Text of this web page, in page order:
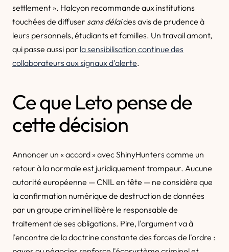
settlement ». Halcyon recommande aux institutions
touchées de diffuser sans délaides avis de prudence à
leurs personnels, étudiants et familles. Un travail amont,
qui passe aussi par la sensibilisation continue des
collaborateurs aux signaux d'alerte.
Ce que Leto pense de
cette décision
Annoncer un « accord » avec ShinyHunters comme un
retour à la normale est juridiquement trompeur. Aucune
autorité européenne — CNIL en tête — ne considère que
la confirmation numérique de destruction de données
par un groupe criminel libère le responsable de
traitement de ses obligations. Pire, l'argument va à
l'encontre de la doctrine constante des forces de l'ordre :